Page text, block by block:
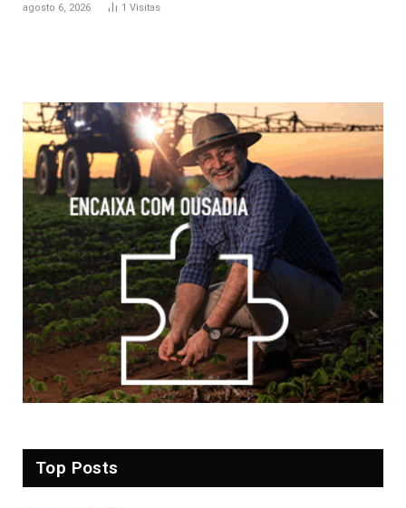
agosto 6, 2026 1 Visitas
Top Posts